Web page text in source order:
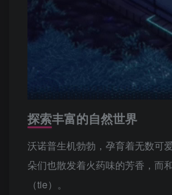
探索丰富的自然世界
沃诺普生机勃勃，孕育着无数可
朵们也散发着火药味的芳香，而
（tie）。